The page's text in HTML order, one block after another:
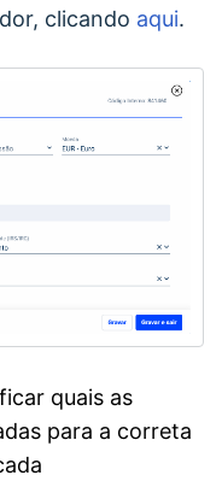
clicando aqui.
quais as
para a correta